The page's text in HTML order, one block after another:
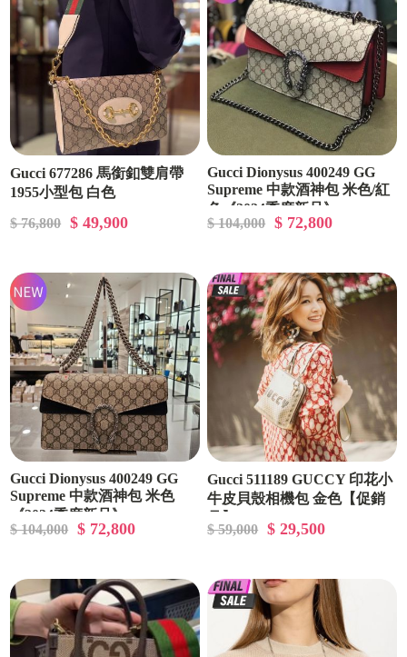
Gucci 677286 馬銜釦雙肩帶
1955小型包 白色
$ 76,800
$ 49,900
Gucci Dionysus 400249 GG
Supreme 中款酒神包 米色/紅
色《2024季度新品》
$ 104,000
$ 72,800
Gucci Dionysus 400249 GG
Supreme 中款酒神包 米色
《2024季度新品》
$ 104,000
$ 72,800
Gucci 511189 GUCCY 印花小
牛皮貝殼相機包 金色【促銷
$ 59,000 $ 29,500